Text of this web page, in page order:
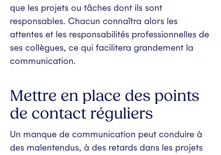
que les projets ou tâches dont ils sont
responsables. Chacun connaîtra alors les
attentes et les responsabilités professionnelles de
ses collègues, ce qui facilitera grandement la
communication.
Mettre en place des points
de contact réguliers
Un manque de communication peut conduire à
des malentendus, à des retards dans les projets